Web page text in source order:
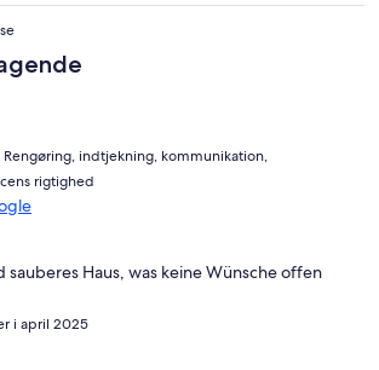
Verfügung steht. Die Kommunikation mir der
unkompliziert, sehr nett, freundlich und
Die Lage des Hause, direkt unterhalb der
für Wanderungen für Groß und Klein.
gibt es mehr als genug. Wir empfehlen
weiter und kommen gern
Torke
indtjekning, kommunikation,
rigtighed
sauberes Haus, was keine Wünsche offen
i april 2025